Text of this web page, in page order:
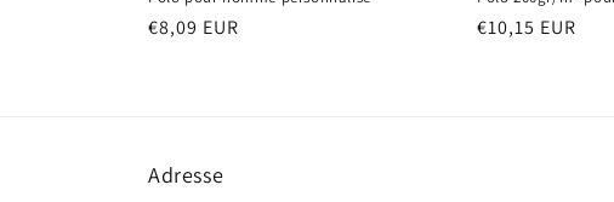
Prix
€8,09 EUR
Prix
€10,15 EUR
Adresse